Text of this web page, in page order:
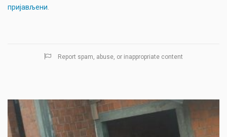
пријављени
Report spam, abuse, or inappropriate content